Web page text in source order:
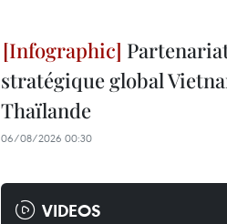
stratégique global
Thaïlande
06/08/2026 00:30
VIDEOS